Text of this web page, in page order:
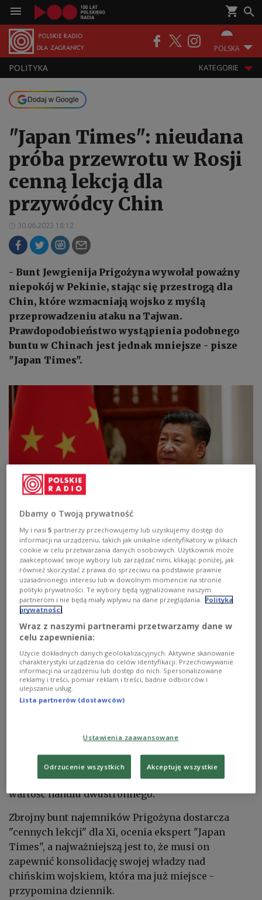
POLSKA
POLITYKA KATEGORIE
Dodaj w Google
"Japan Times": nieudana
próba przewrotu w Rosji
cenną lekcją dla
przywódcy Chin
30.06.2023 18:12
- Bunt Jewgienija Prigożyna wywołał poważny
niepokój w Pekinie, stając się przestrogą dla
Chin, które wzmacniają wojsko z myślą
przeprowadzeniu ataku na Tajwan.
Prawdopodobieństwo wystąpienia podobnego
buntu w Chinach jest jednak mniejsze - pisze
"Japan Times".
Chiński przywódca Xi Jinping Gil Corzo/Shutterstock
Bunt Grupy Wagnera w ubiegły weekend pokazał,
jak chaos w trakcie wojny osłabia pozycję
potężnych przywódców, co zdaniem komentatorów
"Japan Times", może zmniejszyć
prawdopodobieństwo, że chińscy przywódcy
zarządzą atak na demokratycznie rządzony Tajwan
"w najbliższej przyszłości".
Pekin uznał bunt wagnerowców za "wewnętrzną
sprawę" Rosji i wyraził poparcie dla
ustabilizowania przez Moskwę sytuacji w kraju.
prozachodnimi rządem okazałaby się dla Chin
nie tylko wspólny wróg - "amerykańska
hegemonia" - ale i rosnąca od wybuchu wojny
wartość handlu dwustronnego.
Zbrojny bunt najemników Prigożyna dostarcza
"cennych lekcji" dla Xi, ocenia ekspert "Japan
Times", a najważniejszą jest to, że musi on
zapewnić konsolidację swojej władzy nad
chińskim wojskiem, która ma już miejsce -
przypomina dziennik.
Dbamy o Twoją prywatność
My i nasi5 partnerzy przechowujemy lub uzyskujemy dostęp do
informacji na urządzeniu, takich jak unikalne identyfikatory w plikach
cookie w celu przetwarzania danych osobowych. Użytkownik może
zaakceptować swoje wybory lub zarządzać nimi, klikając poniżej, jak
również skorzystać z prawa do sprzeciwu na podstawie prawnie
uzasadnionego interesu lub w dowolnym momencie na stronie
polityki prywatności. Te wybory będą sygnalizowane naszym
partnerom i nie będą miały wpływu na dane przeglądania. Polityka
prywatności
Wraz z naszymi partnerami przetwarzamy dane w
celu zapewnienia:
Użycie dokładnych danych geolokalizacyjnych. Aktywne skanowanie
charakterystyki urządzenia do celów identyfikacji. Przechowywanie
informacji na urządzeniu lub dostęp do nich. Spersonalizowane
reklamy i treści, pomiar reklam i treści, badnie odbiorców i
ulepszanie usług.
Lista partnerów (dostawców)
Ustawienia zaawansowane
Odrzucenie wszystkich Akceptuję wszystkie